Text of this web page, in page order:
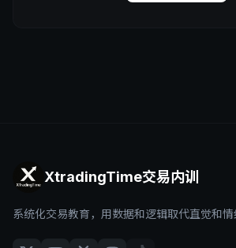
XtradingTime交易内训
系统化交易教育，用数据和逻辑取代直觉和情